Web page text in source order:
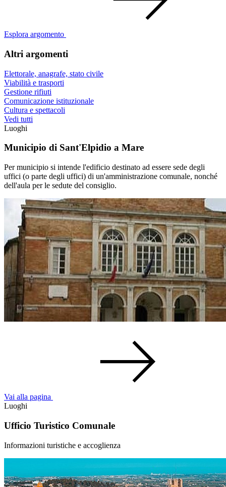
Esplora argomento
Altri argomenti
Elettorale, anagrafe, stato civile
Viabilità e trasporti
Gestione rifiuti
Comunicazione istituzionale
Cultura e spettacoli
Vedi tutti
Luoghi
Municipio di Sant'Elpidio a Mare
Per municipio si intende l'edificio destinato ad essere sede degli
uffici (o parte degli uffici) di un'amministrazione comunale, nonché
dell'aula per le sedute del consiglio.
Vai alla pagina
Luoghi
Ufficio Turistico Comunale
Informazioni turistiche e accoglienza